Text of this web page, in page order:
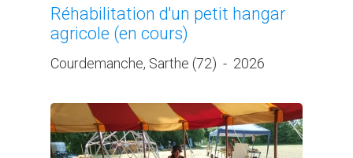
Réhabilitation d'un petit hangar
agricole (en cours)
Courdemanche, Sarthe (72) - 2026